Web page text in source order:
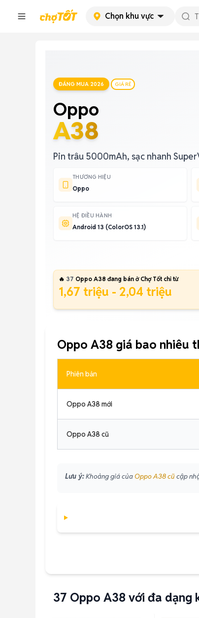
Chọn khu vực
ĐÁNG MUA 2026 GIÁ RẺ
Oppo
A38
Pin trâu 5000mAh, sạc nhanh
THƯƠNG HIỆU
Oppo
HỆ ĐIỀU HÀNH
Android 13 (ColorOS 13.1)
🔥 37 Oppo A38 đang bán ở Chợ Tốt chỉ từ
1,67 triệu - 2,04 triệu
Oppo A38 giá bao nhiêu
Phiên bản
Oppo A38 mới
Oppo A38 cũ
Lưu ý:Khoảng giá của Oppo A38 cũ cập
37 Oppo A38 với đa dạng